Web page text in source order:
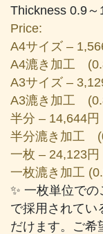
Thickness 0.9～
Price:
A4サイズ –
A4漉き加工
A3サイズ –
A3漉き加工
半分 – 14,644円
半分漉き加工
一枚 – 24,123円
一枚漉き加工
✨ 一枚単位での
で採用されてい
だけます。ご希